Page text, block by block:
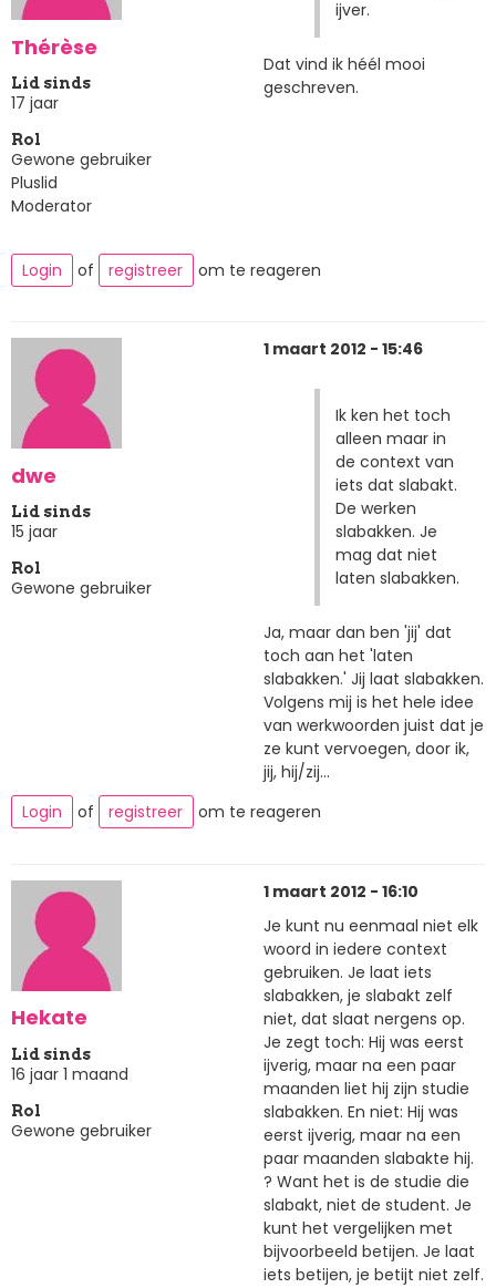
Thérèse
Lid sinds
17 jaar
Rol
Gewone gebruiker
Pluslid
Moderator
ijver.
Dat vind ik héél mooi
geschreven.
Login of registreer om te reageren
dwe
Lid sinds
15 jaar
Rol
Gewone gebruiker
1 maart 2012 - 15:46
Ik ken het toch
alleen maar in
de context van
iets dat slabakt.
De werken
slabakken. Je
mag dat niet
laten slabakken.
Ja, maar dan ben 'jij' dat
toch aan het 'laten
slabakken.' Jij laat slabakken.
Volgens mij is het hele idee
van werkwoorden juist dat je
ze kunt vervoegen, door ik,
jij, hij/zij...
Login
of registreer om te reageren
Hekate
Lid sinds
16 jaar 1 maand
Rol
Gewone gebruiker
1 maart 2012 - 16:10
Je kunt nu eenmaal niet elk
woord in iedere context
gebruiken. Je laat iets
slabakken, je slabakt zelf
niet, dat slaat nergens op.
Je zegt toch: Hij was eerst
ijverig, maar na een paar
maanden liet hij zijn studie
slabakken. En niet: Hij was
eerst ijverig, maar na een
paar maanden slabakte hij.
? Want het is de studie die
slabakt, niet de student. Je
kunt het vergelijken met
bijvoorbeeld betijen. Je laat
iets betijen, je betijt niet zelf.